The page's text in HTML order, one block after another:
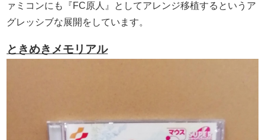
ァミコンにも『FC原人』としてアレンジ移植するというア
グレッシブな展開をしています。
ときめきメモリアル